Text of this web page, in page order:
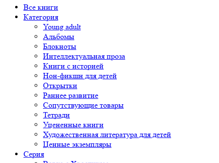
Все книги
Категория
Young adult
Альбомы
Блокноты
Интеллектуальная проза
Книги с историей
Нон-фикшн для детей
Открытки
Раннее развитие
Сопутствующие товары
Тетради
Уцененные книги
Художественная литература для детей
Ценные экземпляры
Серия